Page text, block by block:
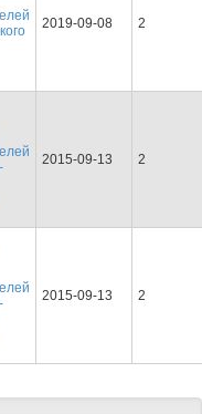
2019-09-08 2
2015-09-13 2
2015-09-13 2